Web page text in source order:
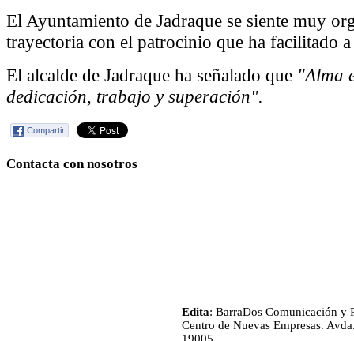
El Ayuntamiento de Jadraque se siente muy
trayectoria con el patrocinio que ha facilitado
El alcalde de Jadraque ha señalado que "Alma
dedicación, trabajo y superación".
Compartir
Contacta con nosotros
Edita: BarraDos Comunicación y
Centro de Nuevas Empresas.